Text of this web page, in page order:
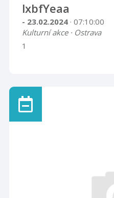
lxbfYeaa
- 23.02.2024 · 07:10:00
Kulturní akce · Ostrava
1